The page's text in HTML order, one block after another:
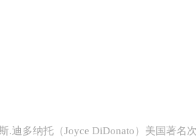
多纳托（Joyce DiDonato）美国著名